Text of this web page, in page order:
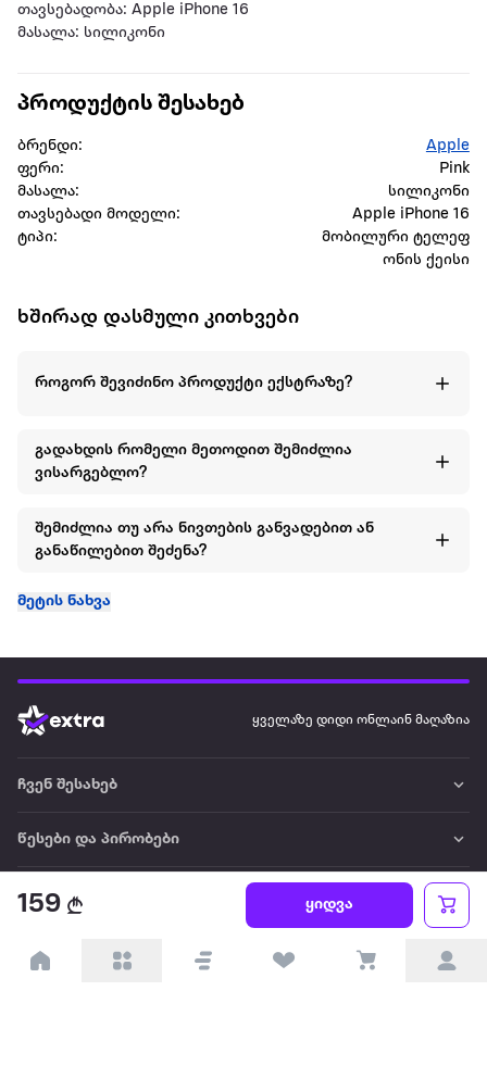
თავსებადობა: Apple iPhone 16
მასალა: სილიკონი
159 ყიდვა
პროდუქტის შესახებ
ბრენდი:
Apple
ფერი:
Pink
მასალა:
სილიკონი
თავსებადი მოდელი:
Apple iPhone 16
ტიპი:
მობილური ტელეფ
ონის ქეისი
ხშირად დასმული კითხვები
როგორ შევიძინო პროდუქტი ექსტრაზე?
გადახდის რომელი მეთოდით შემიძლია
ვისარგებლო?
შემიძლია თუ არა ნივთების განვადებით ან
განაწილებით შეძენა?
მეტის ნახვა
ყველაზე დიდი ონლაინ მაღაზია
ჩვენ შესახებ
წესები და პირობები
პარტნიორებისთვის
ტრენდული